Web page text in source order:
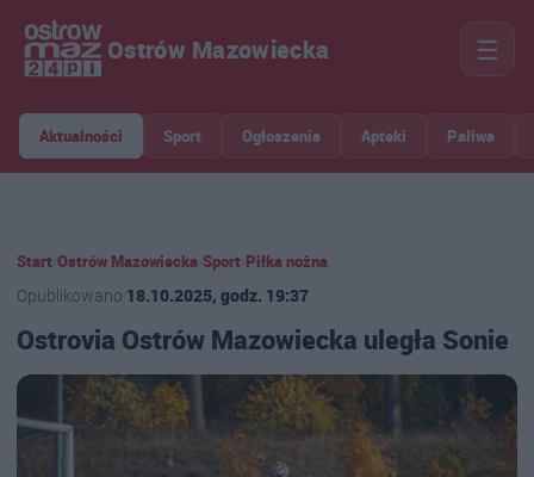
Ostrów Mazowiecka ☰
Aktualności Sport Ogłoszenia Apteki Paliwa
Start Ostrów Mazowiecka Sport Piłka nożna
Opublikowano 18.10.2025, godz. 19:37
Ostrovia Ostrów Mazowiecka uległa Sonie